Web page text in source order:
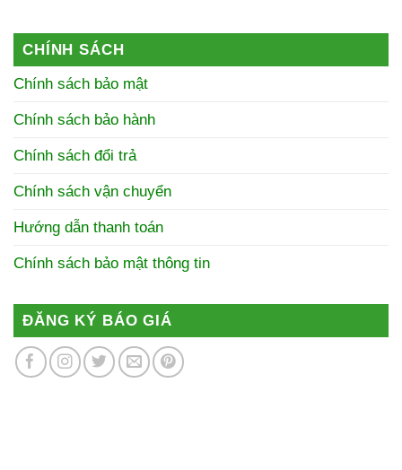
CHÍNH SÁCH
Chính sách bảo mật
Chính sách bảo hành
Chính sách đổi trả
Chính sách vận chuyển
Hướng dẫn thanh toán
Chính sách bảo mật thông tin
ĐĂNG KÝ BÁO GIÁ